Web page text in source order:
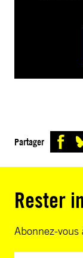
Partager
Rester
Abonnez-